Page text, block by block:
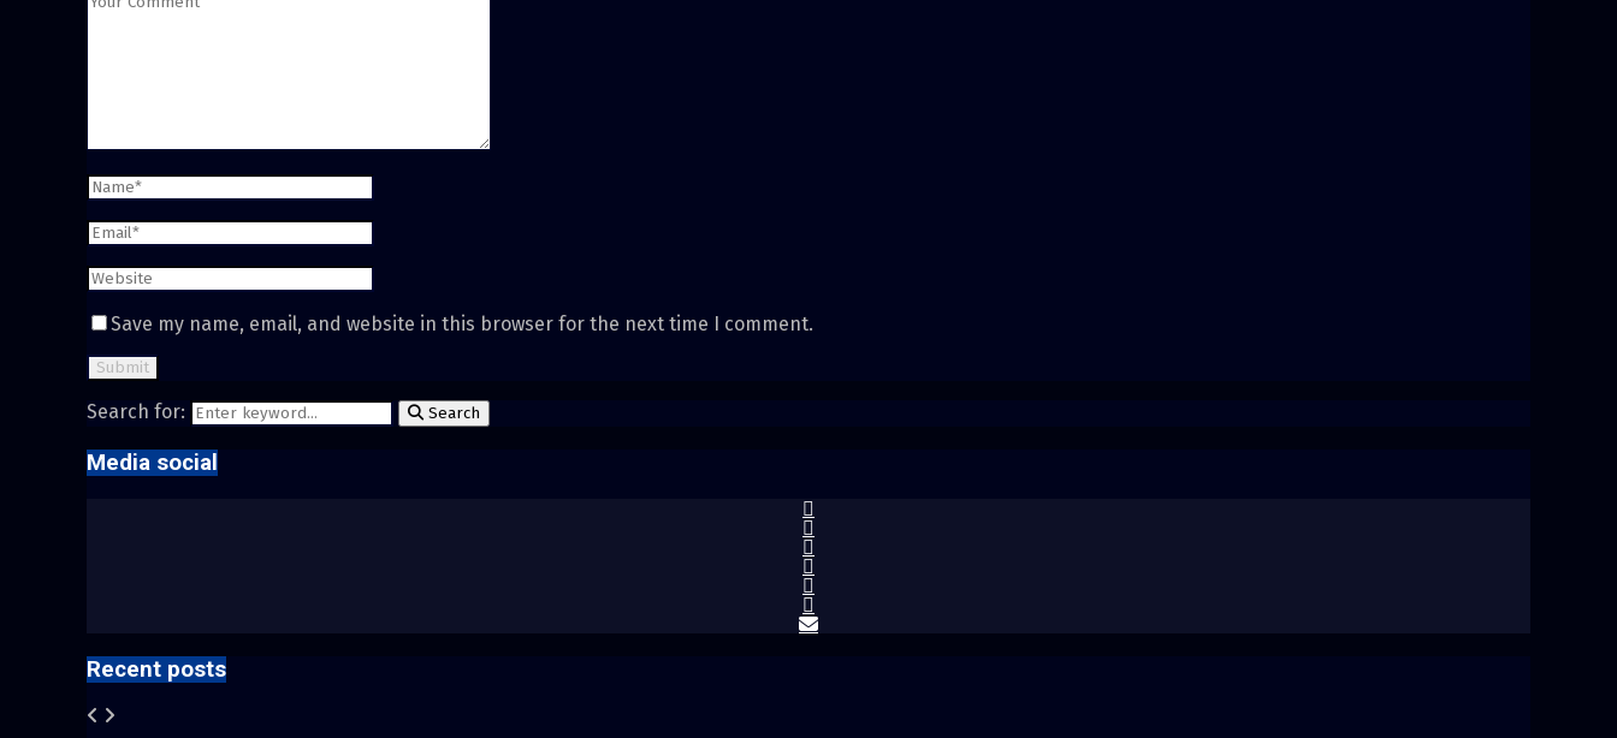
Save my name, email, and website in this browser for the next time I comment.
Search for: Search
Media social
Recent posts